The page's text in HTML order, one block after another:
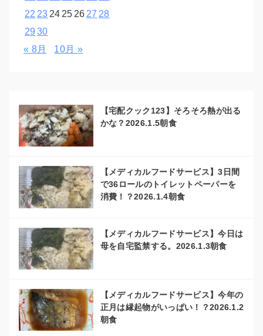
22 23 24 25 26 27 28
29 30
« 8月
10月 »
【宅配クック123】そろそろ熱が出る
かな？2026.1.5朝食
【メディカルフードサービス】3日間
で36ロールのトイレットペーパーを
消費！？2026.1.4朝食
【メディカルフードサービス】今日は
母を自宅監禁する。2026.1.3朝食
【メディカルフードサービス】今年の
正月は縁起物がいっぱい！？2026.1.2
朝食